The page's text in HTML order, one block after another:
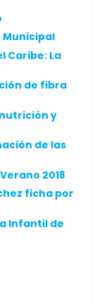
Municipal
Caribe: La
de fibra
y
de las
2018
ficha por
Infantil de